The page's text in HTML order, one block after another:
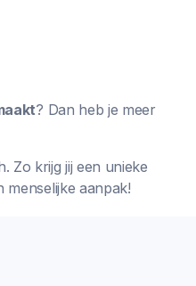
? Dan heb je meer
Zo krijg jij een unieke
menselijke aanpak!